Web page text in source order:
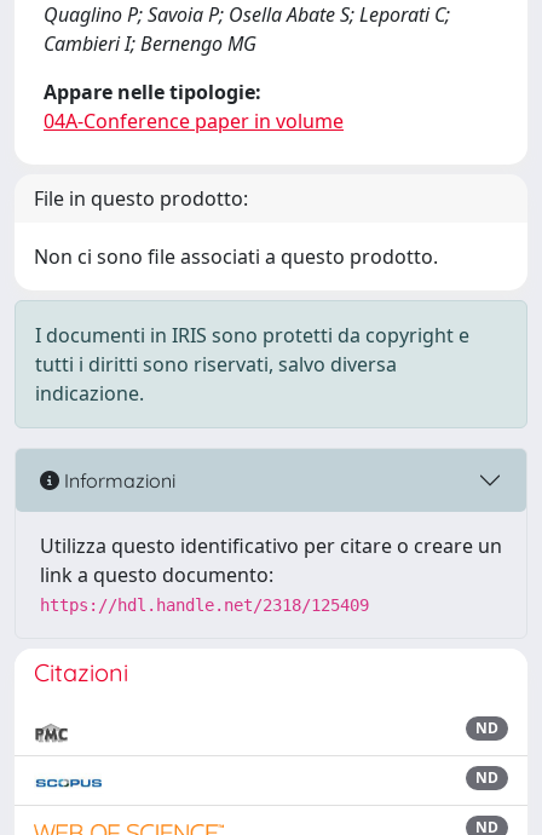
Quaglino P; Savoia P; Osella Abate S; Leporati C;
Cambieri I; Bernengo MG
Appare nelle tipologie:
04A-Conference paper in volume
File in questo prodotto:
Non ci sono file associati a questo prodotto.
I documenti in IRIS sono protetti da copyright e
tutti i diritti sono riservati, salvo diversa
indicazione.
Informazioni
Utilizza questo identificativo per citare o creare un
link a questo documento:
https://hdl.handle.net/2318/125409
Citazioni
ND
ND
ND